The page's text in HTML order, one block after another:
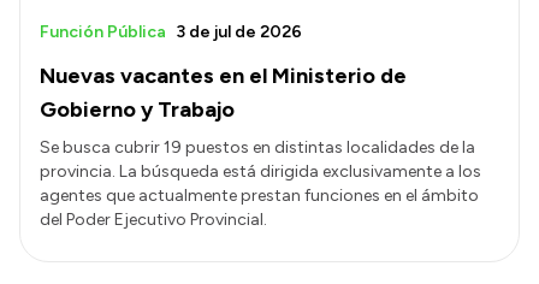
Nuevas vacantes en el Ministerio de
Gobierno y Trabajo
Función Pública 3 de jul de 2026
Se busca cubrir 19 puestos en distintas localidades de la
provincia. La búsqueda está dirigida exclusivamente a los
agentes que actualmente prestan funciones en el ámbito
del Poder Ejecutivo Provincial.